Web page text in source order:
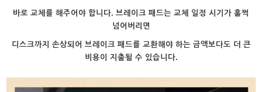
바로 교체를 해주어야 합니다. 브레이크 패드는 교체 일정 시기가 훌쩍
넘어버리면
디스크까지 손상되어 브레이크 패드를 교환해야 하는 금액보다도 더 큰
비용이 지출될 수 있습니다.